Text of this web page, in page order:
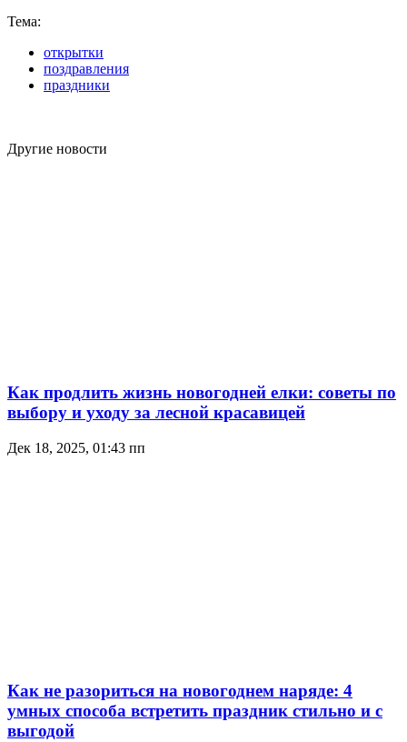
Тема:
открытки
поздравления
праздники
Другие новости
Как продлить жизнь новогодней елки: советы по
выбору и уходу за лесной красавицей
Дек 18, 2025, 01:43 пп
Как не разориться на новогоднем наряде: 4
умных способа встретить праздник стильно и с
выгодой